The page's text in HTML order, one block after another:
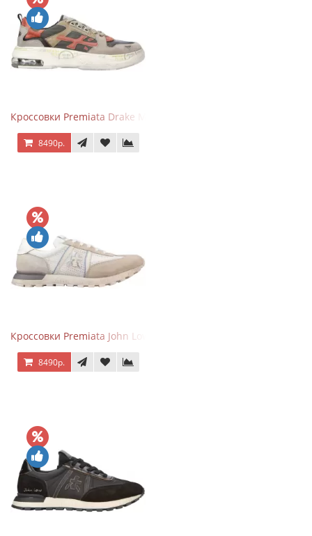
Кроссовки Premiata Drake Multi
8490р.
Кроссовки Premiata John Low Beige
8490р.